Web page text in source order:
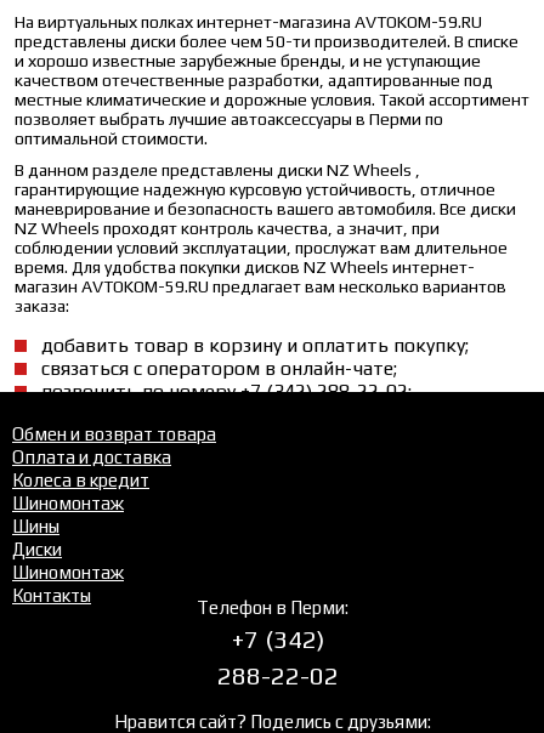
На виртуальных полках интернет-магазина AVTOKOM-59.RU
представлены диски более чем 50-ти производителей. В списке
и хорошо известные зарубежные бренды, и не уступающие
качеством отечественные разработки, адаптированные под
местные климатические и дорожные условия. Такой ассортимент
позволяет выбрать лучшие автоаксессуары в Перми по
оптимальной стоимости.
В данном разделе представлены диски NZ Wheels ,
гарантирующие надежную курсовую устойчивость, отличное
маневрирование и безопасность вашего автомобиля. Все диски
NZ Wheels проходят контроль качества, а значит, при
соблюдении условий эксплуатации, прослужат вам длительное
время. Для удобства покупки дисков NZ Wheels интернет-
магазин AVTOKOM-59.RU предлагает вам несколько вариантов
заказа:
добавить товар в корзину и оплатить покупку;
связаться с оператором в онлайн-чате;
позвонить по номеру +7 (342) 288-22-02;
Обмен и возврат товара
Оплата и доставка
Колеса в кредит
Шиномонтаж
Шины
Диски
Шиномонтаж
Контакты
Телефон в Перми:
+7 (342)
288-22-02
Нравится сайт? Поделись с друзьями: